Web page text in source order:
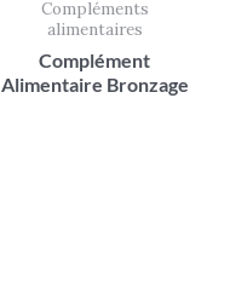
Compléments
alimentaires
Complément
Alimentaire Bronzage